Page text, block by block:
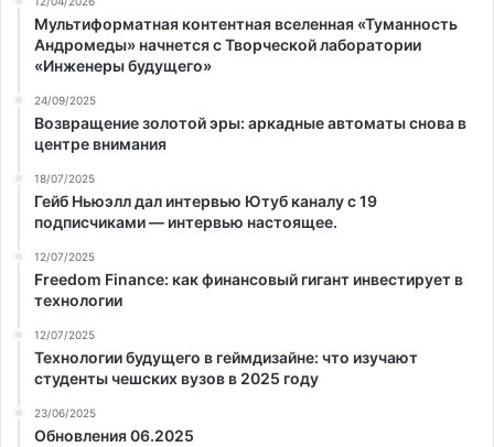
Мультиформатная контентная вселенная «Туманность
Андромеды» начнется с Творческой лаборатории
«Инженеры будущего»
24/09/2025
Возвращение золотой эры: аркадные автоматы снова в
центре внимания
18/07/2025
Гейб Ньюэлл дал интервью Ютуб каналу с 19
подписчиками — интервью настоящее.
12/07/2025
Freedom Finance: как финансовый гигант инвестирует в
технологии
12/07/2025
Технологии будущего в геймдизайне: что изучают
студенты чешских вузов в 2025 году
23/06/2025
Обновления 06.2025